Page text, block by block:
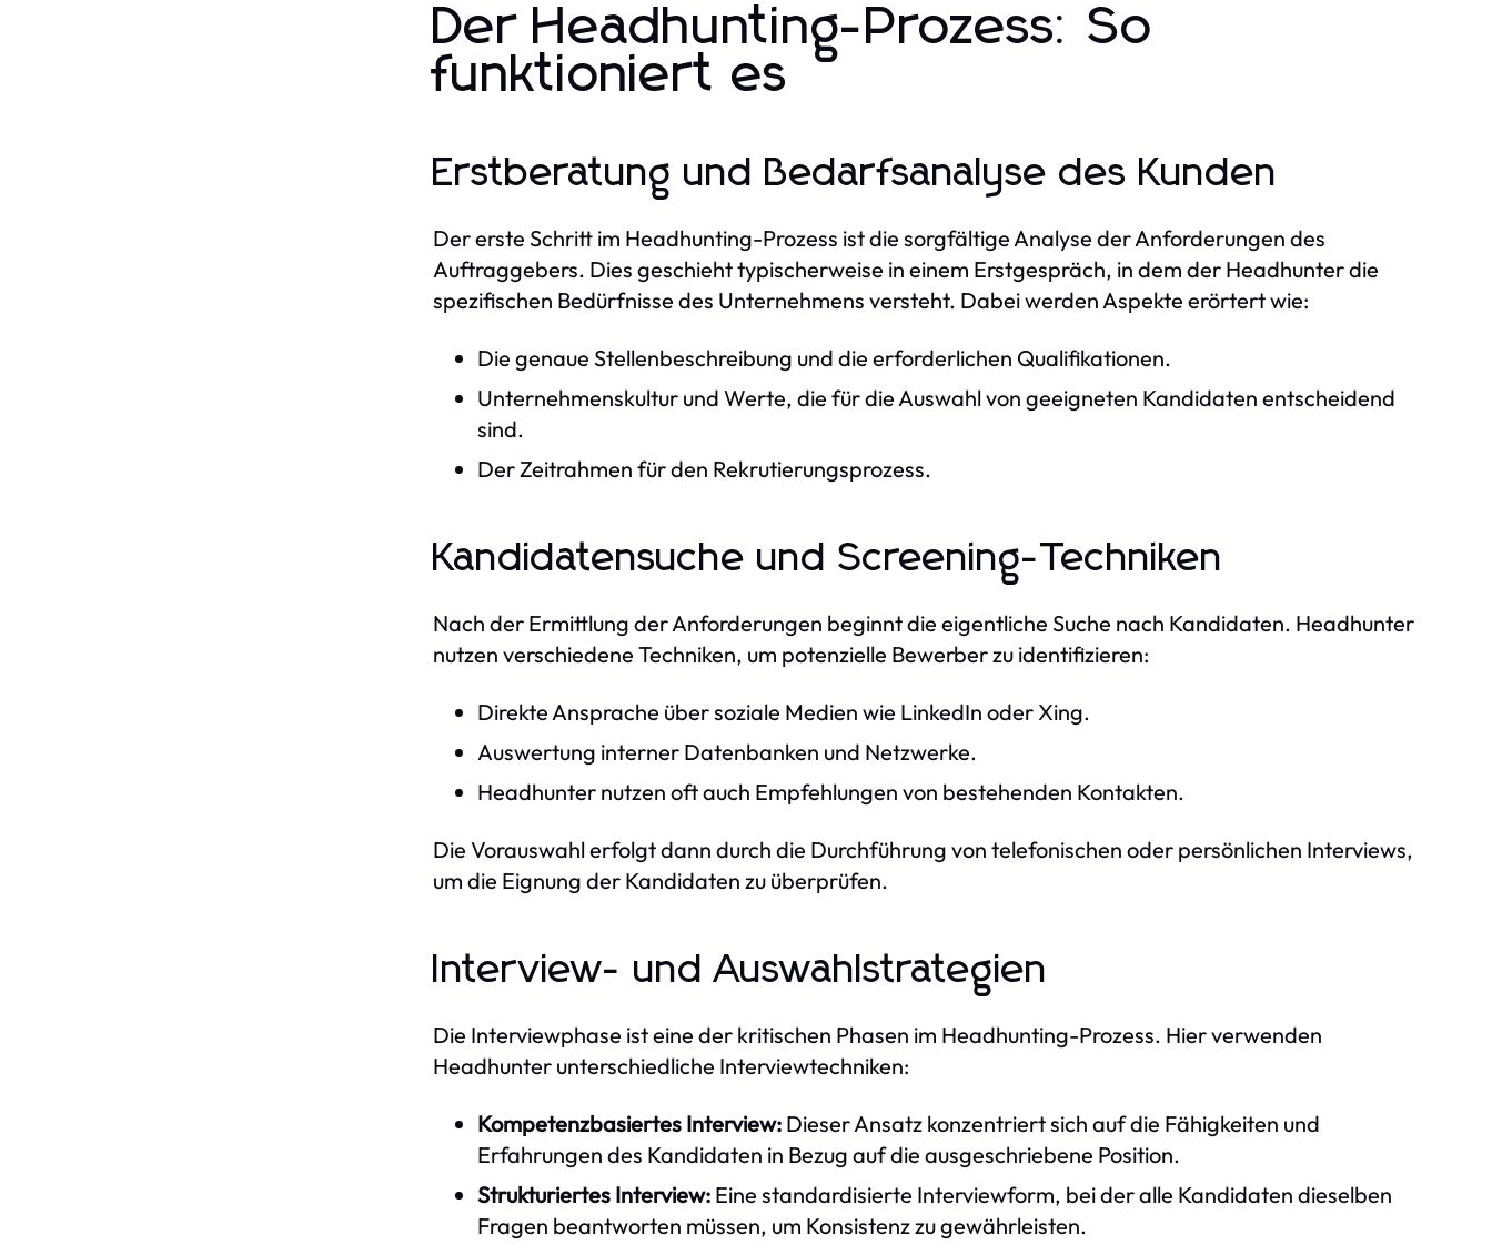
Der Headhunting-Prozess: So
funktioniert es
Erstberatung und Bedarfsanalyse des Kunden
Der erste Schritt im Headhunting-Prozess ist die sorgfältige Analyse der Anforderungen des
Auftraggebers. Dies geschieht typischerweise in einem Erstgespräch, in dem der Headhunter die
spezifischen Bedürfnisse des Unternehmens versteht. Dabei werden Aspekte erörtert wie:
Die genaue Stellenbeschreibung und die erforderlichen Qualifikationen.
Unternehmenskultur und Werte, die für die Auswahl von geeigneten Kandidaten entscheidend
sind.
Der Zeitrahmen für den Rekrutierungsprozess.
Kandidatensuche und Screening-Techniken
Nach der Ermittlung der Anforderungen beginnt die eigentliche Suche nach Kandidaten. Headhunter
nutzen verschiedene Techniken, um potenzielle Bewerber zu identifizieren:
Direkte Ansprache über soziale Medien wie LinkedIn oder Xing.
Auswertung interner Datenbanken und Netzwerke.
Headhunter nutzen oft auch Empfehlungen von bestehenden Kontakten.
Die Vorauswahl erfolgt dann durch die Durchführung von telefonischen oder persönlichen Interviews,
um die Eignung der Kandidaten zu überprüfen.
Interview- und Auswahlstrategien
Die Interviewphase ist eine der kritischen Phasen im Headhunting-Prozess. Hier verwenden
Headhunter unterschiedliche Interviewtechniken:
Kompetenzbasiertes Interview: Dieser Ansatz konzentriert sich auf die Fähigkeiten und
Erfahrungen des Kandidaten in Bezug auf die ausgeschriebene Position.
Strukturiertes Interview: Eine standardisierte Interviewform, bei der alle Kandidaten dieselben
Fragen beantworten müssen, um Konsistenz zu gewährleisten.